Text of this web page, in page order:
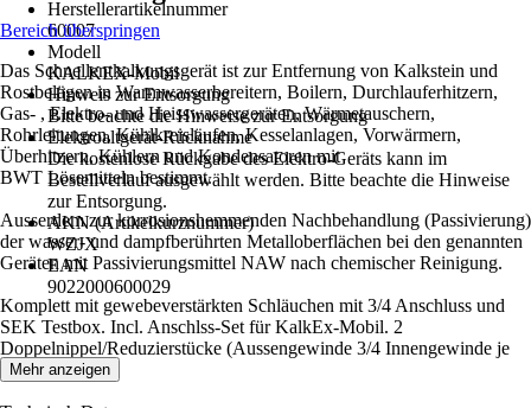
Herstellerartikelnummer
60007
Modell
KALKEX-Mobil
Hinweis zur Entsorgung
Bitte beachte die Hinweise zur Entsorgung
Elektroaltgerät-Rücknahme
Die kostenlose Rückgabe des Elektro-Geräts kann im
Bestellverlauf ausgewählt werden. Bitte beachte die Hinweise
zur Entsorgung.
AKN (Artikelkurznummer)
WZJX
EAN
9022000600029
Bereich überspringen
Das Schnellentkalkungsgerät ist zur Entfernung von Kalkstein und
Rostbelägen in Warmwasserbereitern, Boilern, Durchlauferhitzern,
Gas- , Elektro- und Heisswassergeräten, Wärmetauschern,
Rohrleitungen, Kühlkreisläufen, Kesselanlagen, Vorwärmern,
Überhitzern, Kühlern und Kondensatoren mit
BWT Lösemitteln bestimmt.
Ausserdem zur korrosionshemmenden Nachbehandlung (Passivierung)
der wasser- und dampfberührten Metalloberflächen bei den genannten
Geräten mit Passivierungsmittel NAW nach chemischer Reinigung.
Komplett mit gewebeverstärkten Schläuchen mit 3/4 Anschluss und
SEK Testbox. Incl. Anschlss-Set für KalkEx-Mobil. 2
Doppelnippel/Reduzierstücke (Aussengewinde 3/4 Innengewinde je
1/2 und 3/8).
Mehr anzeigen